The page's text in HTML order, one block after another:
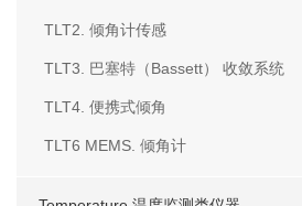
TLT2. 倾角计传感
TLT3. 巴塞特（Bassett） 收敛系统
TLT4. 便携式倾角
TLT6 MEMS. 倾角计